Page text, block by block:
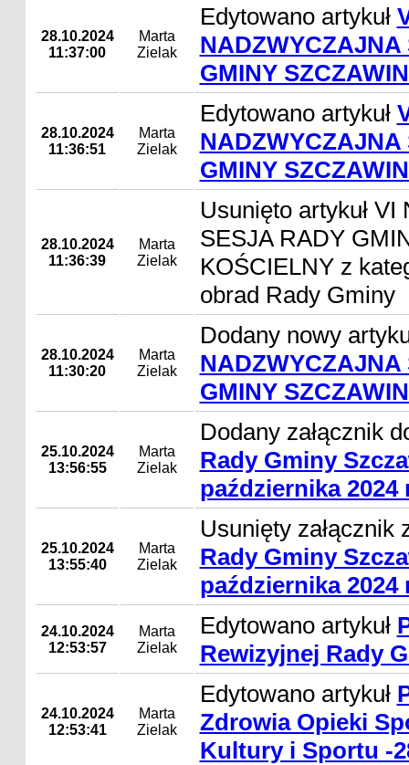
28.10.2024
11:37:00
Marta
Zielak
Edytowano artykuł
NADZWYCZAJNA
GMINY
28.10.2024
11:36:51
Marta
Zielak
Edytowano artykuł
NADZWYCZAJNA
GMINY
28.10.2024
11:36:39
Marta
Zielak
Usunięto artykuł
SESJA RADY
KOŚCIELNY z
obrad Rady Gminy
28.10.2024
11:30:20
Marta
Zielak
Dodany nowy
NADZWYCZAJNA
GMINY
25.10.2024
13:56:55
Marta
Zielak
Dodany załącznik
Rady Gminy
października 2024
25.10.2024
13:55:40
Marta
Zielak
Usunięty załącznik
Rady Gminy
października 2024
24.10.2024
12:53:57
Marta
Zielak
Edytowano artykuł
Rewizyjnej Rady
24.10.2024
12:53:41
Marta
Zielak
Edytowano artykuł
Zdrowia Opieki
Kultury i Sportu -